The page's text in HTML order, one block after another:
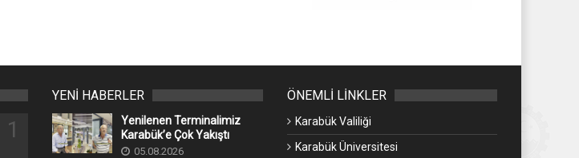
1
YENİ HABERLER
Yenilenen Terminalimiz
Karabük’e Çok Yakıştı
05.08.2026
ÖNEMLİ LİNKLER
Karabük Valiliği
Karabük Üniversitesi